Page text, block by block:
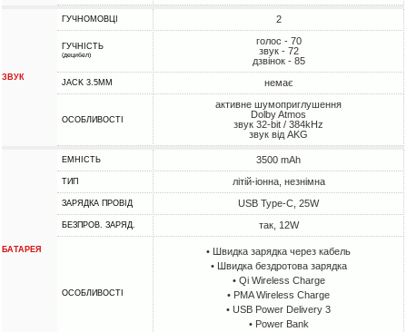
ЗВУК
ГУЧНОМОВЦІ 2
ГУЧНІСТЬ
(децибел)
голос - 70
звук - 72
дзвінок - 85
JACK 3.5MM немає
ОСОБЛИВОСТІ
активне шумоприглушення
Dolby Atmos
звук 32-bit / 384kHz
звук від AKG
БАТАРЕЯ
ЕМНІСТЬ 3500 mAh
ТИП літій-іонна, незнімна
ЗАРЯДКА ПРОВІД USB Type-C, 25W
БЕЗПРОВ. ЗАРЯД. так, 12W
ОСОБЛИВОСТІ
• Швидка зарядка через кабель
• Швидка бездротова зарядка
• Qi Wireless Charge
• PMA Wireless Charge
• USB Power Delivery 3
• Power Bank